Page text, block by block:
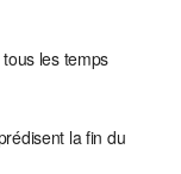
les temps
la fin du